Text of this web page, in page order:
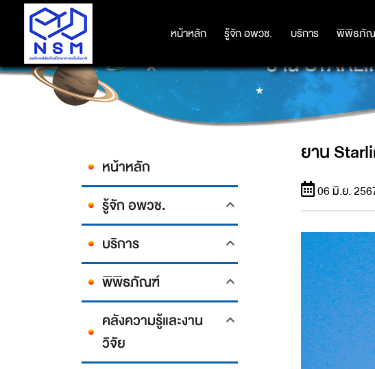
หน้าหลัก รู้จัก อพวช. บริการ พิพิธภั
หน้าหลัก รู้จัก อพวช. บริการ พิพิธภั
ยาน
หน้าหลัก
รู้จัก อพวช.
บริการ
พิพิธภัณฑ์
คลังความรู้และงาน
วิจัย
ยาน
06 มิ.ย.